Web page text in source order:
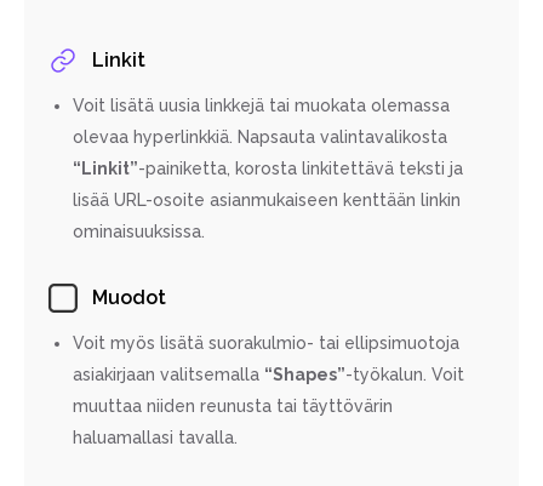
Linkit
Voit lisätä uusia linkkejä tai muokata olemassa
olevaa hyperlinkkiä. Napsauta valintavalikosta
“Linkit”-painiketta, korosta linkitettävä teksti ja
lisää URL-osoite asianmukaiseen kenttään linkin
ominaisuuksissa.
Muodot
Voit myös lisätä suorakulmio- tai ellipsimuotoja
asiakirjaan valitsemalla “Shapes”-työkalun. Voit
muuttaa niiden reunusta tai täyttövärin
haluamallasi tavalla.